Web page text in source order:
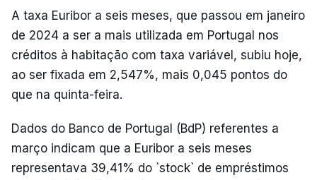
A taxa Euribor a seis meses, que passou em janeiro
de 2024 a ser a mais utilizada em Portugal nos
créditos à habitação com taxa variável, subiu hoje,
ao ser fixada em 2,547%, mais 0,045 pontos do
que na quinta-feira.
Dados do Banco de Portugal (BdP) referentes a
março indicam que a Euribor a seis meses
representava 39,41% do `stock` de empréstimos